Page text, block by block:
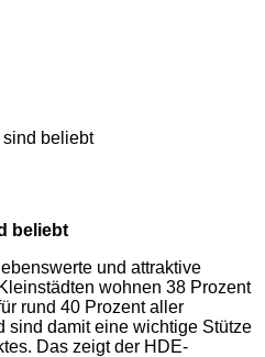
sind beliebt
beliebt
und attraktive
wohnen 38 Prozent
rund 40 Prozent aller
sind damit eine wichtige Stütze
Das zeigt der HDE-